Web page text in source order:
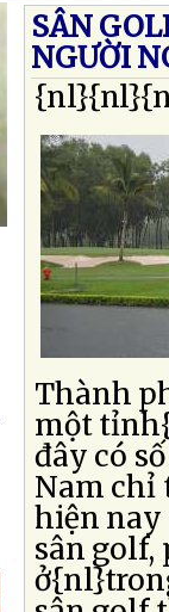
SÂN
NGƯỜI
Thành
một
đây có
Nam chỉ
hiện nay
sân golf,